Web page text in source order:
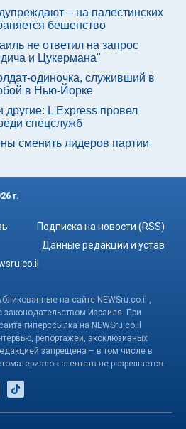
– на палестинских
бешенство
не ответил на запрос
и Цукермана"
одиночка, служивший в
в Нью-Йорке
другие: L'Express провел
спецслужб
сменить лидеров партии
г.
Подписка на новости (RSS)
Данные редакции и устав
на сайте NEWSru.co.il ,
законодательством Израиля. При
гиперссылка на NEWSru.co.il
репортажей, эксклюзивных
запрещена – в том числе в
агентств не разрешается.